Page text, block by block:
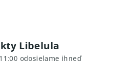
Libelula
odosielame ihneď